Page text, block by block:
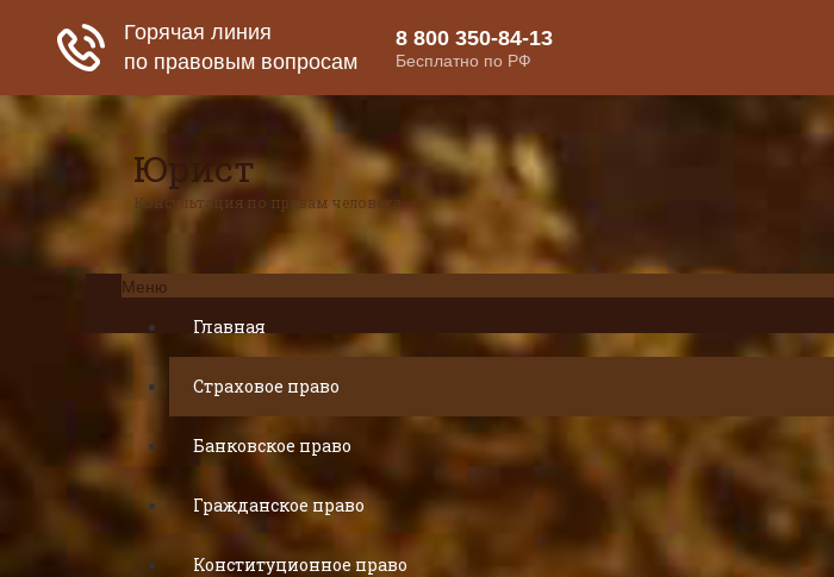
Юрист
Консультация по правам человека
Меню
Главная
Страховое право
Банковское право
Гражданское право
Конституционное право